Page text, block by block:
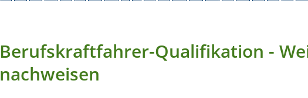
Berufskraftfahrer-Qualifikation -
nachweisen